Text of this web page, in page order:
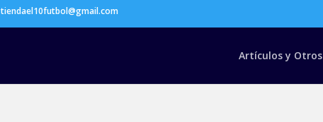
tiendael10futbol@gmail.com
Artículos y Otros